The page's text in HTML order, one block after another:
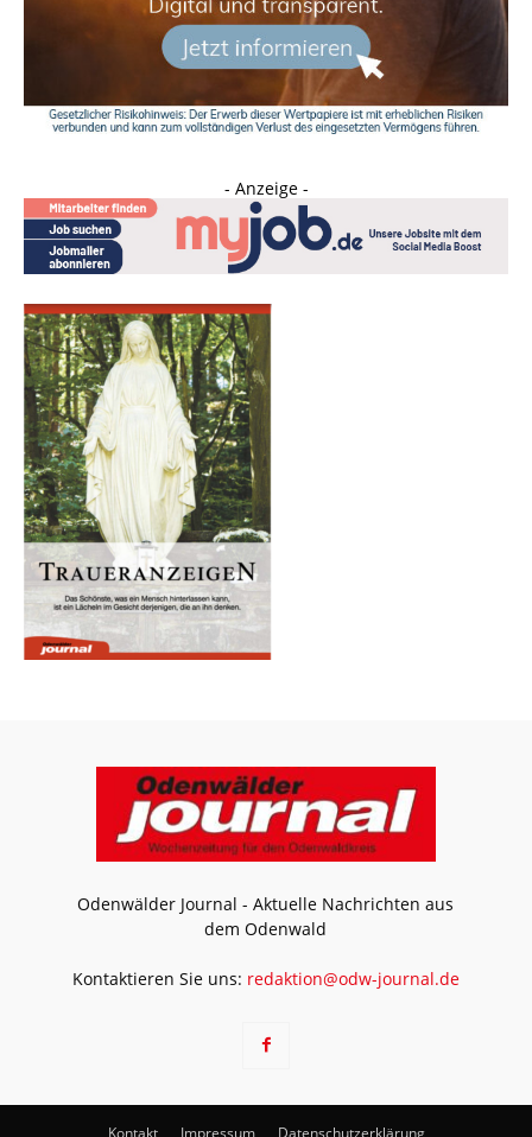
- Anzeige -
Odenwälder Journal - Aktuelle Nachrichten aus
dem Odenwald
Kontaktieren Sie uns: redaktion@odw-journal.de